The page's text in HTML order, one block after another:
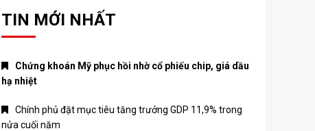
TIN MỚI NHẤT
Chứng khoán Mỹ phục hồi nhờ cổ phiếu chip, giá dầu
hạ nhiệt
Chính phủ đặt mục tiêu tăng trưởng GDP 11,9% trong
nửa cuối năm